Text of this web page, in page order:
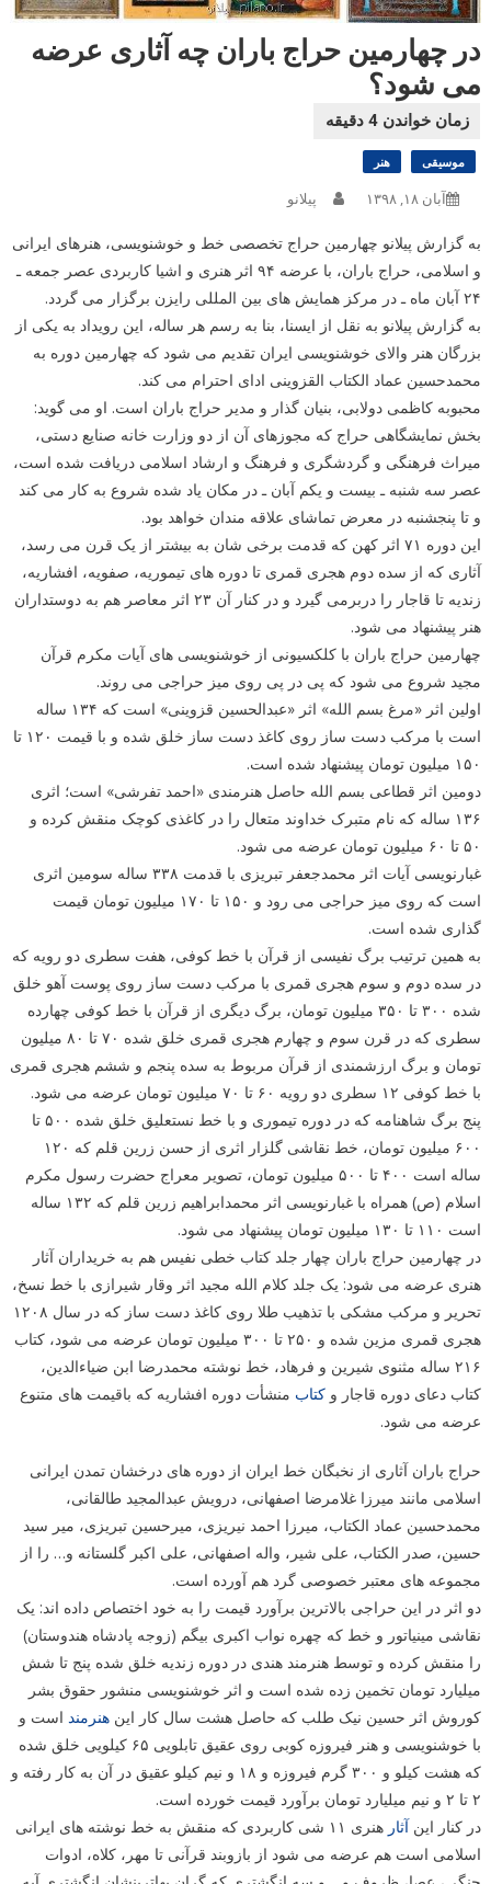
در چهارمین حراج باران چه آثاری عرضه
می شود؟
موسیقی هنر
آبان ۱۸, ۱۳۹۸ پیلانو
به گزارش پیلانو چهارمین حراج تخصصی خط و خوشنویسی، هنرهای ایرانی
و اسلامی، حراج باران، با عرضه ۹۴ اثر هنری و اشیا کاربردی عصر جمعه ـ
۲۴ آبان ماه ـ در مرکز همایش های بین المللی رایزن برگزار می گردد.
به گزارش پیلانو به نقل از ایسنا، بنا به رسم هر ساله، این رویداد به یکی از
بزرگان هنر والای خوشنویسی ایران تقدیم می شود که چهارمین دوره به
محمدحسین عماد الکتاب القزوینی ادای احترام می کند.
محبوبه کاظمی دولابی، بنیان گذار و مدیر حراج باران است. او می گوید:
بخش نمایشگاهی حراج که مجوزهای آن از دو وزارت خانه صنایع دستی،
میراث فرهنگی و گردشگری و فرهنگ و ارشاد اسلامی دریافت شده است،
عصر سه شنبه ـ بیست و یکم آبان ـ در مکان یاد شده شروع به کار می کند
و تا پنجشنبه در معرض تماشای علاقه مندان خواهد بود.
این دوره ۷۱ اثر کهن که قدمت برخی شان به بیشتر از یک قرن می رسد،
آثاری که از سده دوم هجری قمری تا دوره های تیموریه، صفویه، افشاریه،
زندیه تا قاجار را دربرمی گیرد و در کنار آن ۲۳ اثر معاصر هم به دوستداران
هنر پیشنهاد می شود.
چهارمین حراج باران با کلکسیونی از خوشنویسی های آیات مکرم قرآن
مجید شروع می شود که پی در پی روی میز حراجی می روند.
اولین اثر «مرغ بسم الله» اثر «عبدالحسین قزوینی» است که ۱۳۴ ساله
است با مرکب دست ساز روی کاغذ دست ساز خلق شده و با قیمت ۱۲۰ تا
۱۵۰ میلیون تومان پیشنهاد شده است.
دومین اثر قطاعی بسم الله حاصل هنرمندی «احمد تفرشی» است؛ اثری
۱۳۶ ساله که نام متبرک خداوند متعال را در کاغذی کوچک منقش کرده و
۵۰ تا ۶۰ میلیون تومان عرضه می شود.
غبارنویسی آیات اثر محمدجعفر تبریزی با قدمت ۳۳۸ ساله سومین اثری
است که روی میز حراجی می رود و ۱۵۰ تا ۱۷۰ میلیون تومان قیمت
گذاری شده است.
به همین ترتیب برگ نفیسی از قرآن با خط کوفی، هفت سطری دو رویه که
در سده دوم و سوم هجری قمری با مرکب دست ساز روی پوست آهو خلق
شده ۳۰۰ تا ۳۵۰ میلیون تومان، برگ دیگری از قرآن با خط کوفی چهارده
سطری که در قرن سوم و چهارم هجری قمری خلق شده ۷۰ تا ۸۰ میلیون
تومان و برگ ارزشمندی از قرآن مربوط به سده پنجم و ششم هجری قمری
با خط کوفی ۱۲ سطری دو رویه ۶۰ تا ۷۰ میلیون تومان عرضه می شود.
پنج برگ شاهنامه که در دوره تیموری و با خط نستعلیق خلق شده ۵۰۰ تا
۶۰۰ میلیون تومان، خط نقاشی گلزار اثری از حسن زرین قلم که ۱۲۰
ساله است ۴۰۰ تا ۵۰۰ میلیون تومان، تصویر معراج حضرت رسول مکرم
اسلام (ص) همراه با غبارنویسی اثر محمدابراهیم زرین قلم که ۱۳۲ ساله
است ۱۱۰ تا ۱۳۰ میلیون تومان پیشنهاد می شود.
در چهارمین حراج باران چهار جلد کتاب خطی نفیس هم به خریداران آثار
هنری عرضه می شود: یک جلد کلام الله مجید اثر وقار شیرازی با خط نسخ،
تحریر و مرکب مشکی با تذهیب طلا روی کاغذ دست ساز که در سال ۱۲۰۸
هجری قمری مزین شده و ۲۵۰ تا ۳۰۰ میلیون تومان عرضه می شود، کتاب
۲۱۶ ساله مثنوی شیرین و فرهاد، خط نوشته محمدرضا ابن ضیاءالدین،
کتاب دعای دوره قاجار و کتاب منشأت دوره افشاریه که باقیمت های متنوع
عرضه می شود.
حراج باران آثاری از نخبگان خط ایران از دوره های درخشان تمدن ایرانی
اسلامی مانند میرزا غلامرضا اصفهانی، درویش عبدالمجید طالقانی،
محمدحسین عماد الکتاب، میرزا احمد نیریزی، میرحسین تبریزی، میر سید
حسین، صدر الکتاب، علی شیر، واله اصفهانی، علی اکبر گلستانه و… را از
مجموعه های معتبر خصوصی گرد هم آورده است.
دو اثر در این حراجی بالاترین برآورد قیمت را به خود اختصاص داده اند: یک
نقاشی مینیاتور و خط که چهره نواب اکبری بیگم (زوجه پادشاه هندوستان)
را منقش کرده و توسط هنرمند هندی در دوره زندیه خلق شده پنج تا شش
میلیارد تومان تخمین زده شده است و اثر خوشنویسی منشور حقوق بشر
کوروش اثر حسین نیک طلب که حاصل هشت سال کار این هنرمنداست و
با خوشنویسی و هنر فیروزه کوبی روی عقیق تابلویی ۶۵ کیلویی خلق شده
که هشت کیلو و ۳۰۰ گرم فیروزه و ۱۸ و نیم کیلو عقیق در آن به کار رفته و
۲ تا ۲ و نیم میلیارد تومان برآورد قیمت خورده است.
در کنار اینآثار
هنری ۱۱ شی کاربردی که منقش به خط نوشته های ایرانی
اسلامی است هم عرضه می شود از بازوبند قرآنی تا مهر، کلاه، ادوات